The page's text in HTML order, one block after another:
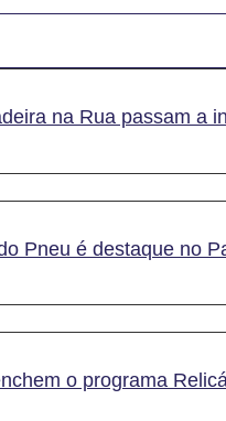
na Rua passam a
Pneu é destaque no
o programa